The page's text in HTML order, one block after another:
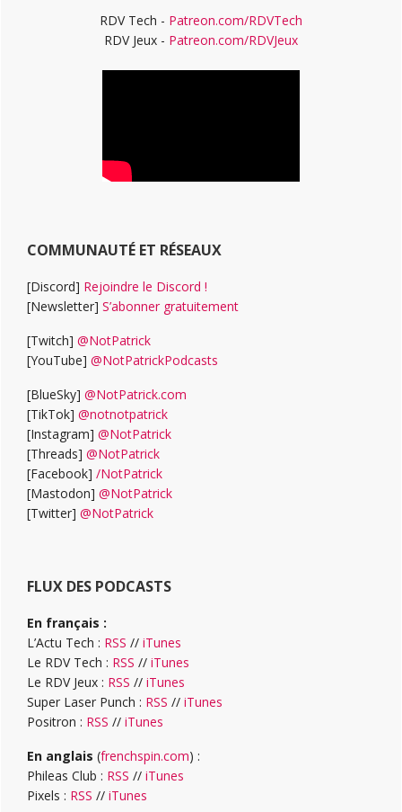
RDV Tech - Patreon.com/RDVTech
RDV Jeux - Patreon.com/RDVJeux
COMMUNAUTÉ ET RÉSEAUX
[Discord] Rejoindre le Discord !
[Newsletter] S’abonner gratuitement
[Twitch] @NotPatrick
[YouTube] @NotPatrickPodcasts
[BlueSky] @NotPatrick.com
[TikTok] @notnotpatrick
[Instagram] @NotPatrick
[Threads] @NotPatrick
[Facebook] /NotPatrick
[Mastodon] @NotPatrick
[Twitter] @NotPatrick
FLUX DES PODCASTS
En français :
L’Actu Tech : RSS // iTunes
Le RDV Tech : RSS // iTunes
Le RDV Jeux : RSS // iTunes
Super Laser Punch : RSS // iTunes
Positron : RSS // iTunes
En anglais (frenchspin.com) :
Phileas Club : RSS // iTunes
Pixels : RSS // iTunes